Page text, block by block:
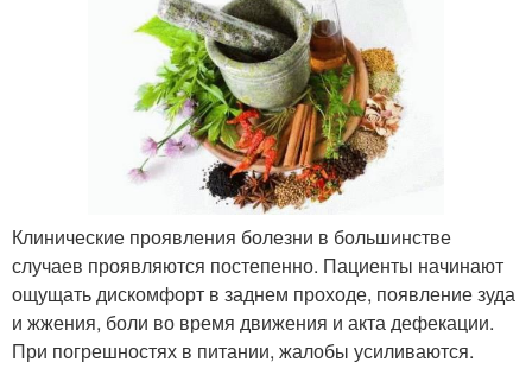
Клинические проявления болезни в большинстве
случаев проявляются постепенно. Пациенты начинают
ощущать дискомфорт в заднем проходе, появление зуда
и жжения, боли во время движения и акта дефекации.
При погрешностях в питании, жалобы усиливаются.